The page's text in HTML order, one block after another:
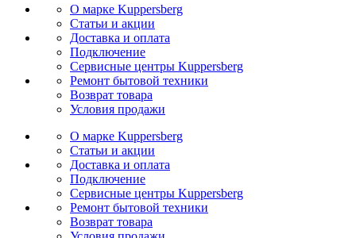
О марке Kuppersberg
Статьи и акции
Доставка и оплата
Подключение
Сервисные центры Kuppersberg
Ремонт бытовой техники
Возврат товара
Условия продажи
О марке Kuppersberg
Статьи и акции
Доставка и оплата
Подключение
Сервисные центры Kuppersberg
Ремонт бытовой техники
Возврат товара